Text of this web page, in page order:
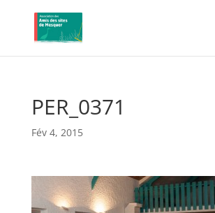
PER_0371
Fév 4, 2015